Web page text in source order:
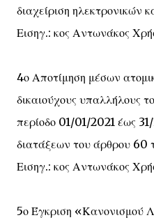
διαχείριση ηλεκτρονικών
Εισηγ.: κος Αντωνάκος
4ο Αποτίμηση μέσων
δικαιούχους υπαλλήλους
περίοδο 01/01/2021 έως
διατάξεων του άρθρου 60
Εισηγ.: κος Αντωνάκος
5ο Έγκριση «Κανονισμού